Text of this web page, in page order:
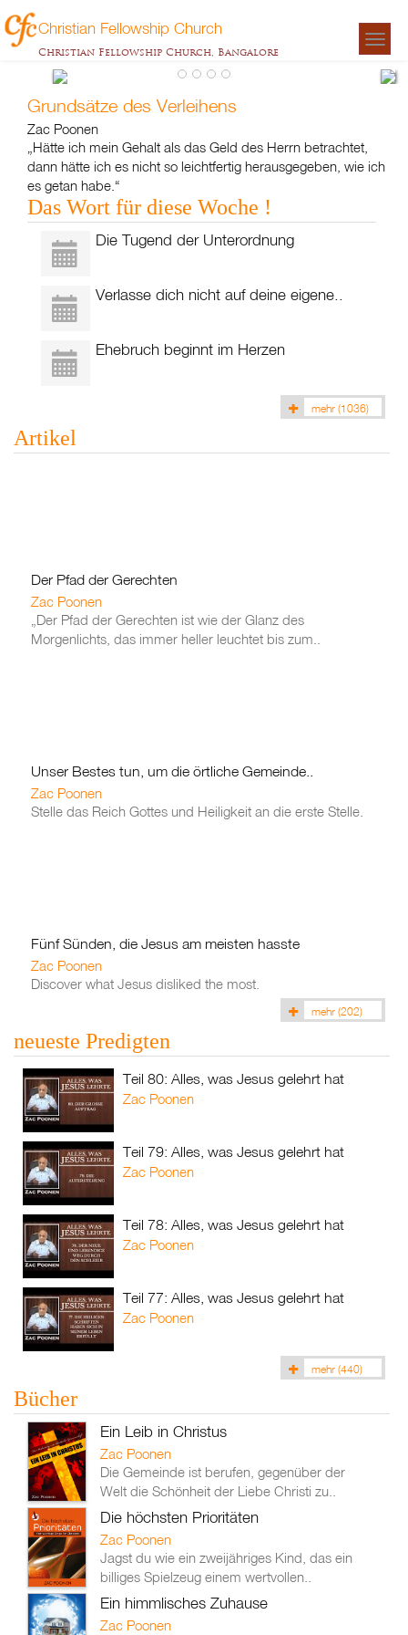
Christian Fellowship Church
Christian Fellowship Church, Bangalore
Grundsätze des Verleihens
Zac Poonen
„Hätte ich mein Gehalt als das Geld des Herrn betrachtet,
dann hätte ich es nicht so leichtfertig herausgegeben, wie ich
es getan habe.“
Das Wort für diese Woche !
Die Tugend der Unterordnung
Verlasse dich nicht auf deine eigene..
Ehebruch beginnt im Herzen
mehr (1036)
Artikel
Der Pfad der Gerechten
Zac Poonen
„Der Pfad der Gerechten ist wie der Glanz des
Morgenlichts, das immer heller leuchtet bis zum..
Unser Bestes tun, um die örtliche Gemeinde..
Zac Poonen
Stelle das Reich Gottes und Heiligkeit an die erste Stelle.
Fünf Sünden, die Jesus am meisten hasste
Zac Poonen
Discover what Jesus disliked the most.
mehr (202)
neueste Predigten
Teil 80: Alles, was Jesus gelehrt hat
Zac Poonen
Teil 79: Alles, was Jesus gelehrt hat
Zac Poonen
Teil 78: Alles, was Jesus gelehrt hat
Zac Poonen
Teil 77: Alles, was Jesus gelehrt hat
Zac Poonen
mehr (440)
Bücher
Ein Leib in Christus
Zac Poonen
Die Gemeinde ist berufen, gegenüber der
Welt die Schönheit der Liebe Christi zu..
Die höchsten Prioritäten
Zac Poonen
Jagst du wie ein zweijähriges Kind, das ein
billiges Spielzeug einem wertvollen..
Ein himmlisches Zuhause
Zac Poonen